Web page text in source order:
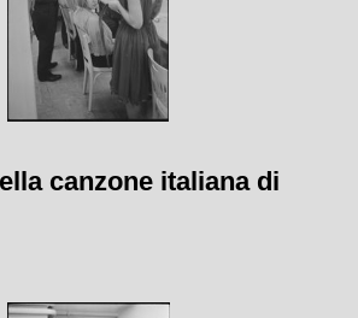
canzone italiana di